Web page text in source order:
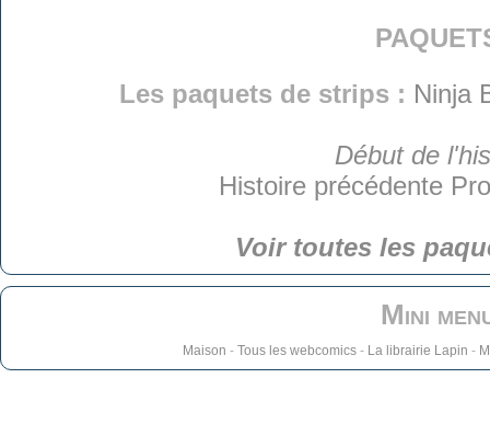
Les paquets de strips : Ninja
Début de
Histoire précédente
Voir toutes les
Mini
Maison - Tous les webcomics- La librairie Lapin -